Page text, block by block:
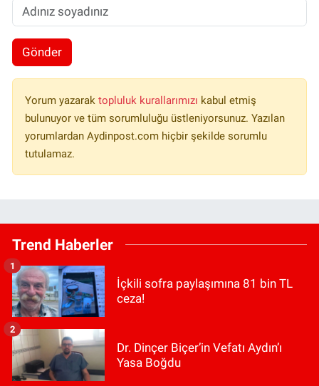
Gönder
Yorum yazarak topluluk kurallarımızı kabul etmiş
bulunuyor ve tüm sorumluluğu üstleniyorsunuz. Yazılan
yorumlardan Aydinpost.com hiçbir şekilde sorumlu
tutulamaz.
Trend Haberler
İçkili sofra paylaşımına 81 bin TL
ceza!
1
Dr. Dinçer Biçer’in Vefatı Aydın’ı
Yasa Boğdu
2